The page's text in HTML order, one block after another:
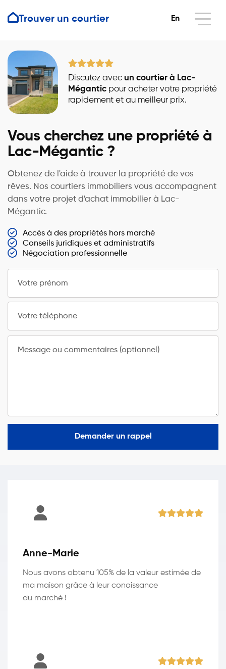
Trouver un courtier En
Discutez avec un courtier à Lac-
Mégantic pour acheter votre propriété
rapidement et au meilleur prix.
Vous cherchez une propriété à
Lac-Mégantic ?
Obtenez de l'aide à trouver la propriété de vos
rêves. Nos courtiers immobiliers vous accompagnent
dans votre projet d'achat immobilier à Lac-
Mégantic.
Accès à des propriétés hors marché
Conseils juridiques et administratifs
Négociation professionnelle
Votre prénom
Votre téléphone
Message ou commentaires (optionnel)
Demander un rappel
Anne-Marie
Nous avons obtenu 105% de la valeur estimée de
ma maison grâce à leur conaissance
du marché !